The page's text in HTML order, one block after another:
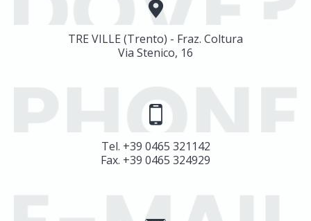
TRE VILLE (Trento) - Fraz. Coltura
Via Stenico, 16
Tel. +39 0465 321142
Fax. +39 0465 324929